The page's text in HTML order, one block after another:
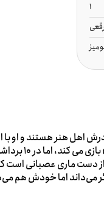
1
هنر هستند و او با
شده است.
دست ماری عصبانی
می‌داند اما خودش هم